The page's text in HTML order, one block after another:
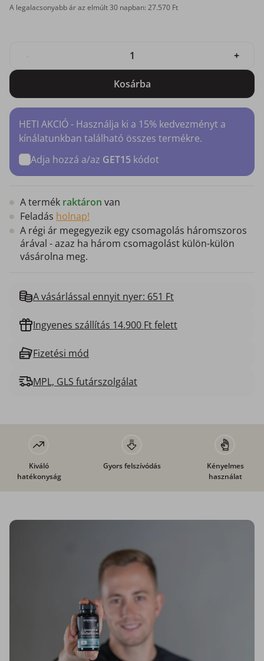
A legalacsonyabb ár az elmúlt 30 napban: 27.570 Ft
+
Kosárba
HETI AKCIÓ - Használja ki a 15% kedvezményt a
kínálatunkban található összes termékre.
Adja hozzá a/az GET15 kódot
A termék raktáron van
Feladás holnap!
A régi ár megegyezik egy csomagolás háromszoros
árával - azaz ha három csomagolást külön-külön
vásárolna meg.
A vásárlással ennyit nyer: 651 Ft
Ingyenes szállítás 14.900 Ft felett
Fizetési mód
MPL, GLS futárszolgálat
Kiváló
hatékonyság
Gyors felszívódás
Kényelmes
használat